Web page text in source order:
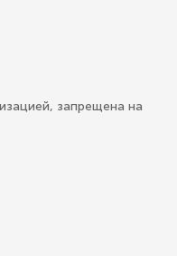
запрещена на